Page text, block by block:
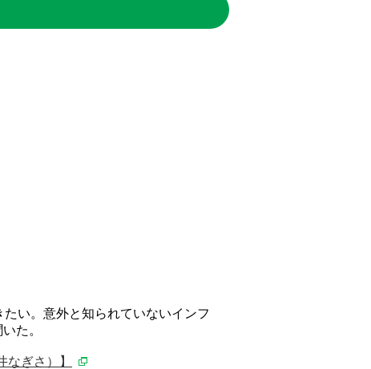
い。意外と知られていないインフ
た。
ぎさ）】